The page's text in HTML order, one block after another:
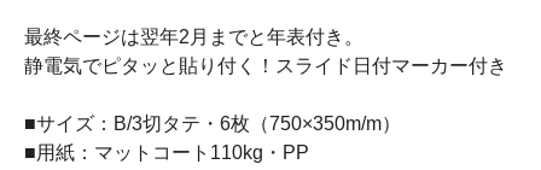
最終ページは翌年2月までと年表付き。
静電気でピタッと貼り付く！スライド日付マーカー付き
■サイズ：B/3切タテ・6枚（750×350m/m）
■用紙：マットコート110kg・PP